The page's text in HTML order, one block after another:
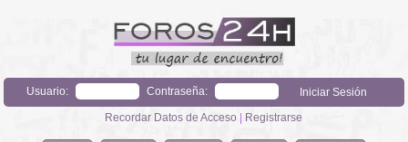
Usuario: Contraseña:
Recordar Datos de Acceso | Registrarse